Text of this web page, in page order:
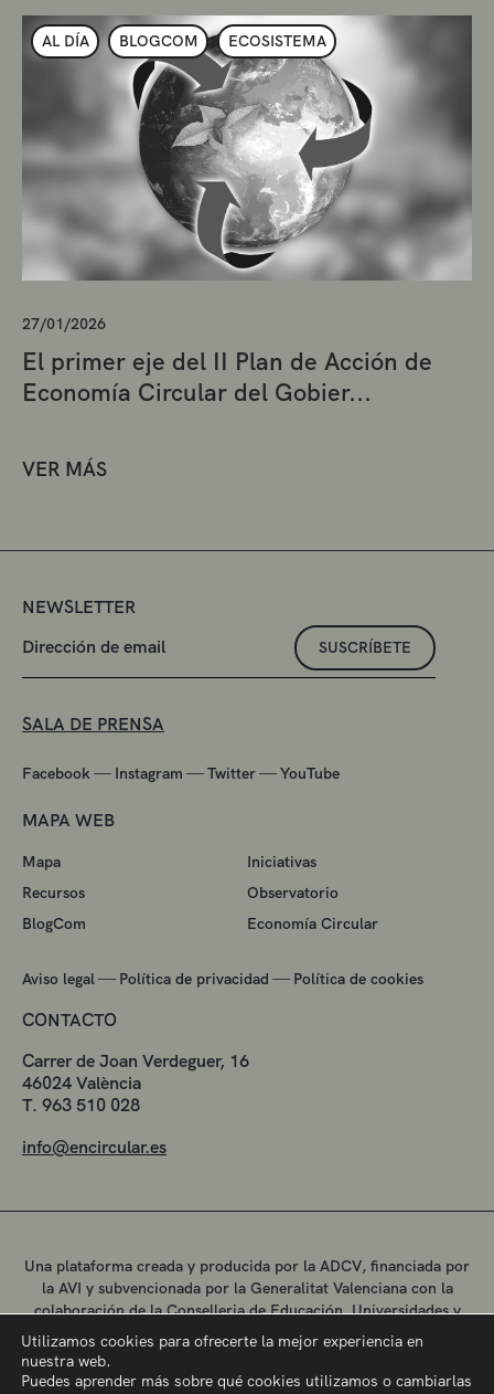
AL DÍA BLOGCOM ECOSISTEMA
27/01/2026
El primer eje del II Plan de Acción de
Economía Circular del Gobier...
VER MÁS
NEWSLETTER
SUSCRÍBETE
SALA DE PRENSA
Facebook — Instagram —Twitter—YouTube
MAPA WEB
Mapa
Iniciativas
Recursos
Observatorio
BlogCom
Economía Circular
Aviso legal — Política de privacidad — Política de cookies
CONTACTO
Carrer de Joan Verdeguer, 16
46024 València
T. 963 510 028
info@encircular.es
Una plataforma creada y producida por la ADCV, financiada por
la AVI y subvencionada por la Generalitat Valenciana con la
colaboración de la Conselleria de Educación, Universidades y
Empleo.
Utilizamos cookies para ofrecerte la mejor experiencia en
nuestra web.
Puedes aprender más sobre qué cookies utilizamos o cambiarlas